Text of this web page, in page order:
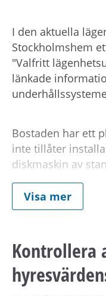
I den aktuella
Stockholmshem
"Valfritt
länkade
Bostaden har ett
inte tillåter
diskmaskin av
Vid
Om hyran
Kostnad för
Visa mer
Kontrollera